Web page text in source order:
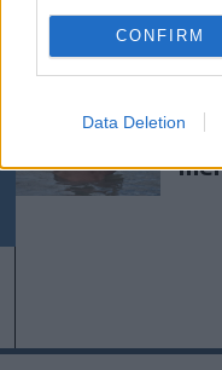
CONFIRM
Data Deletion